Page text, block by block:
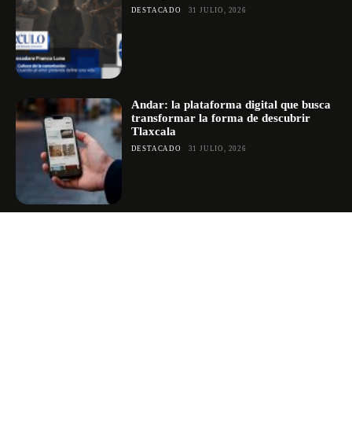
DESTACADO 31 JULIO, 2026
Andar: la plataforma digital que busca
transformar la forma de descubrir
Tlaxcala
DESTACADO 31 JULIO, 2026